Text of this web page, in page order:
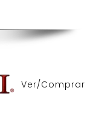
Ver/Comprar